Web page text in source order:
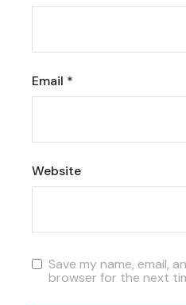
Email *
Website
Save my name, email,
browser for the next